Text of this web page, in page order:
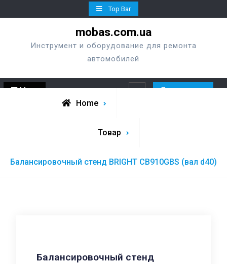
to
Top Bar
mobas.com.ua
Инструмент и оборудование для ремонта
автомобилей
Menu Перезвонить
Home
Товар
Балансировочный стенд BRIGHT CB910GBS (вал d40)
Балансировочный стенд